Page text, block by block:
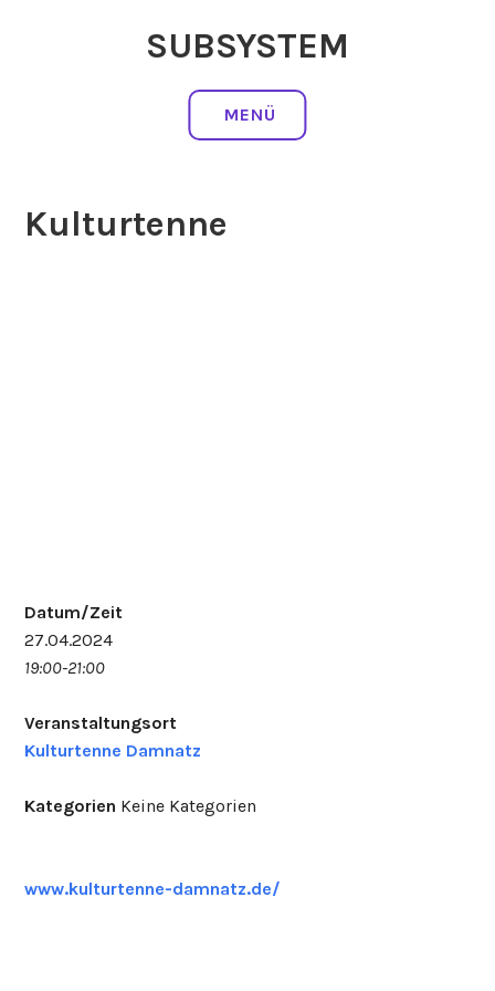
SUBSYSTEM
MENÜ
Kulturtenne
Datum/Zeit
27.04.2024
19:00-21:00
Veranstaltungsort
Kulturtenne Damnatz
Kategorien Keine Kategorien
www.kulturtenne-damnatz.de/